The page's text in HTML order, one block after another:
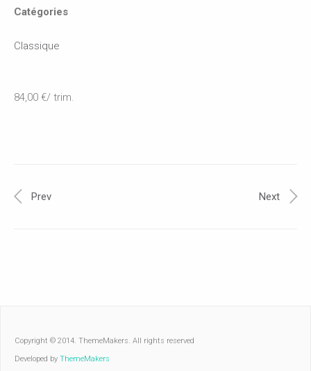
Catégories
Classique
84,00 €/ trim.
Prev Next
Copyright © 2014. ThemeMakers. All rights reserved
Developed by ThemeMakers